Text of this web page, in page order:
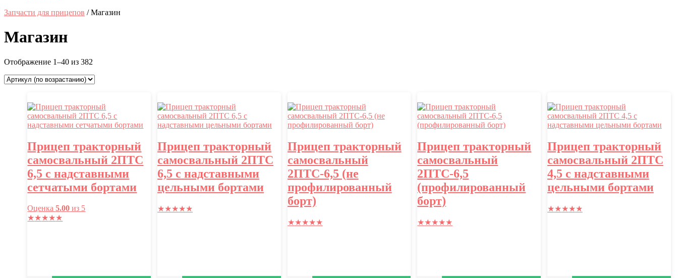
Запчасти для прицепов / Магазин
Магазин
Отображение 1–40 из 382
Прицеп тракторный
самосвальный 2ПТС
6,5 с надставными
сетчатыми бортами
Оценка5.00 из 5
★★★★★
Прицеп тракторный
самосвальный 2ПТС
6,5 с надставными
цельными бортами
★★★★★
Прицеп тракторный
самосвальный
2ПТС-6,5 (не
профилированный
борт)
★★★★★
Прицеп тракторный
самосвальный
2ПТС-6,5
(профилированный
борт)
★★★★★
Прицеп тракторный
самосвальный 2ПТС
4,5 с надставными
цельными бортами
★★★★★